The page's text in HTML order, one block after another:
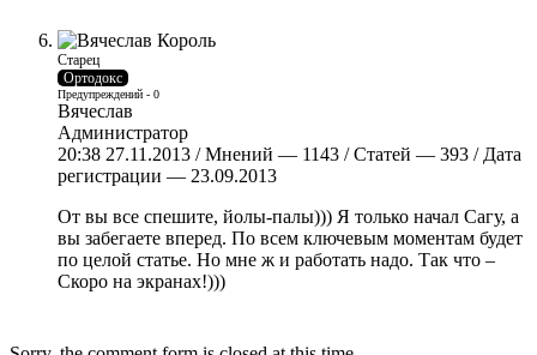
Старец
Ортодокс
Предупреждений - 0
Вячеслав
Администратор
20:38 27.11.2013 / Мнений — 1143 / Статей — 393 / Дата
регистрации — 23.09.2013
От вы все спешите, йолы-палы))) Я только начал Сагу, а
вы забегаете вперед. По всем ключевым моментам будет
по целой статье. Но мне ж и работать надо. Так что –
Скоро на экранах!)))